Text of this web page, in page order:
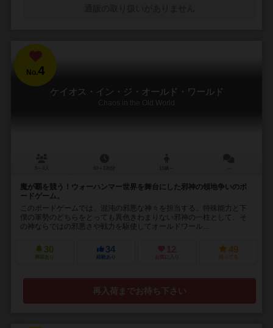
No.4
ケイオス・イン・ジ・オールド・ワールド
Chaos in the Old World
魔が覇を競う！ウォーハンマー世界を舞台にした邪神の領地争いのボ
ードゲーム。
このボードゲームでは、混沌の邪悪な神々を担当する。特殊能力と下
僕の軍勢のどちらをとっても異色きわまりない邪神の一柱として、そ
の神ならではの邪悪さや戦力を駆使してオールドワール...
30
興味あり
34
経験あり
12
お気に入り
49
持ってる
再入荷までお待ち下さい